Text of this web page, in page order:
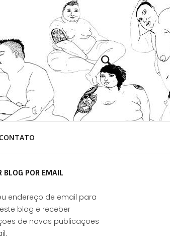
CONTATO
BLOG POR EMAIL
endereço de email para
blog e receber
de novas publicações